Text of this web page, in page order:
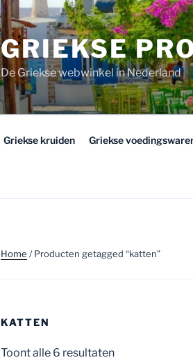
GRIEKSE
De Griekse webwinkel in Nederland
Griekse kruiden Griekse
Home / Producten getagged “katten”
KATTEN
Toont alle 6 resultaten